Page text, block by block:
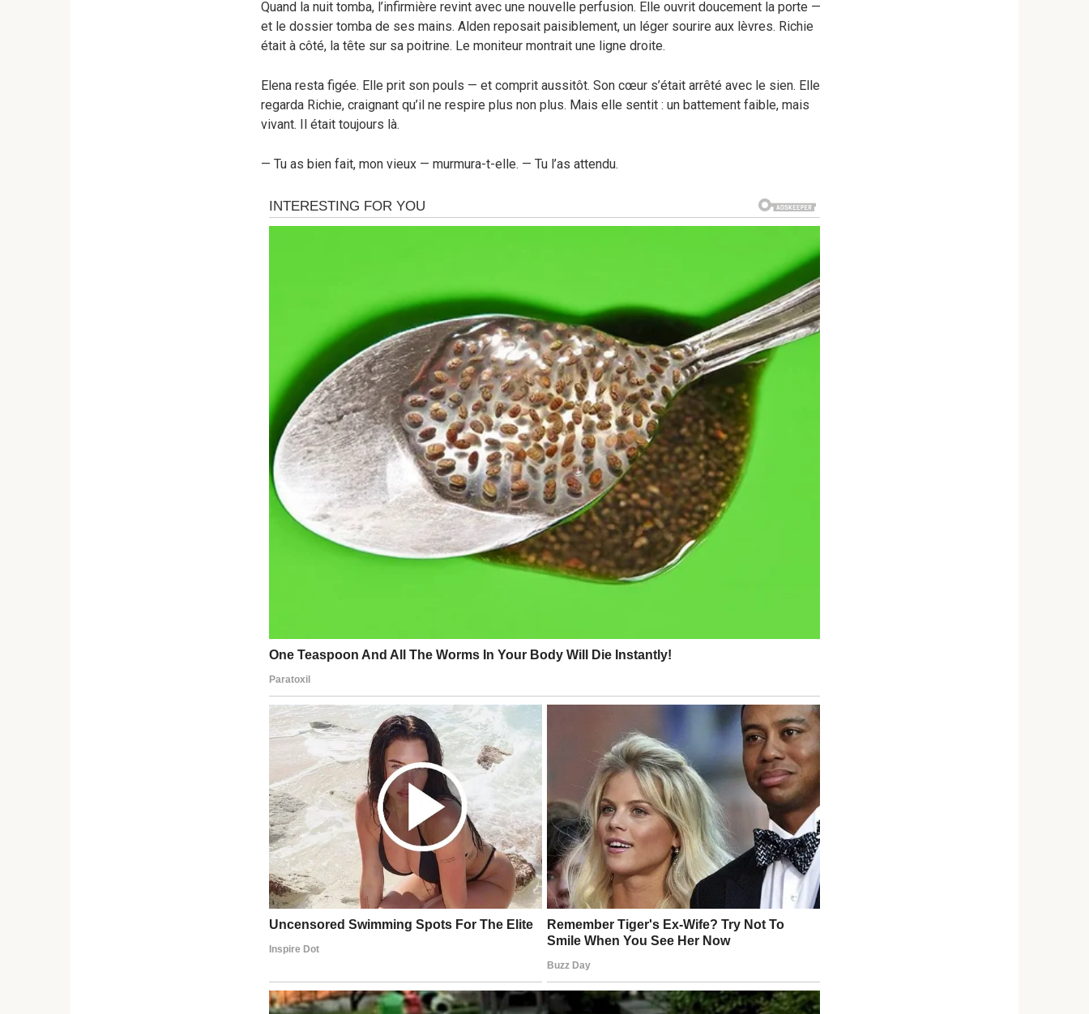
Quand la nuit tomba, l’infirmière revint avec une nouvelle perfusion. Elle ouvrit doucement la porte —
et le dossier tomba de ses mains. Alden reposait paisiblement, un léger sourire aux lèvres. Richie
était à côté, la tête sur sa poitrine. Le moniteur montrait une ligne droite.
Elena resta figée. Elle prit son pouls — et comprit aussitôt. Son cœur s’était arrêté avec le sien. Elle
regarda Richie, craignant qu’il ne respire plus non plus. Mais elle sentit : un battement faible, mais
vivant. Il était toujours là.
— Tu as bien fait, mon vieux — murmura-t-elle. — Tu l’as attendu.